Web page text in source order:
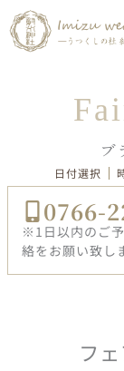
容
ブ
日付選択
0766-
※1日以内のご
絡をお願い致し
フ